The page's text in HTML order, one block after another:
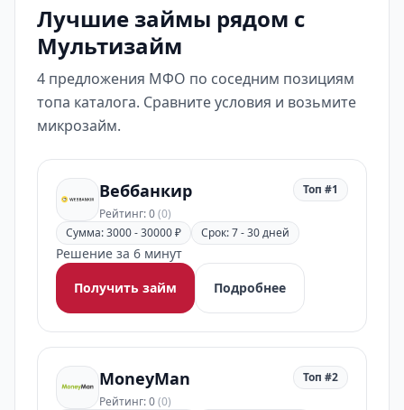
Лучшие займы рядом с
Мультизайм
4 предложения МФО по соседним позициям
топа каталога. Сравните условия и возьмите
микрозайм.
Веббанкир
Рейтинг: 0(0)
Топ #1
Сумма: 3000 - 30000 ₽ Срок: 7 - 30 дней
Решение за 6 минут
Получить займ
Подробнее
MoneyMan
Рейтинг: 0(0)
Топ #2